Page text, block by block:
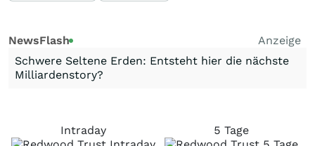
NewsFlash
Anzeige
Schwere Seltene Erden: Entsteht hier die nächste
Milliardenstory?
Intraday 5 Tage